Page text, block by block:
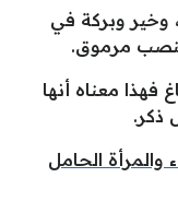
وخير وبركة في
مرموق.
فهذا معناه أنها
ذكر.
والمرأة الحامل